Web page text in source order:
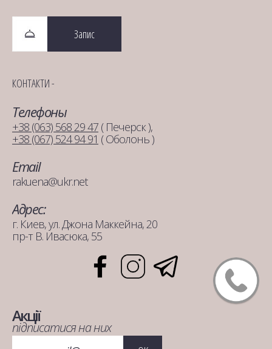
Запис
КОНТАКТИ -
Телефоны
+38 (063) 568 29 47 ( Печерск ),
+38 (067) 524 94 91 ( Оболонь )
Email
rakuena@ukr.net
Адрес:
г. Киев, ул. Джона Маккейна, 20
пр-т В. Ивасюка, 55
Акції
підписатися на них